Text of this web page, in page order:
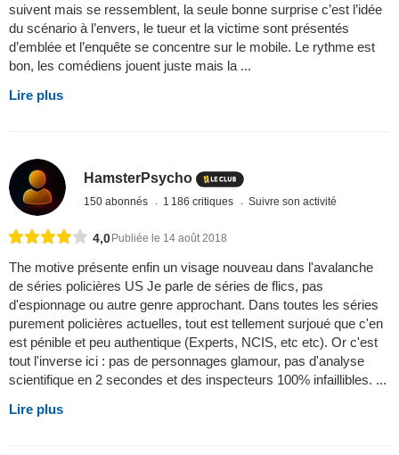
suivent mais se ressemblent, la seule bonne surprise c’est l’idée
du scénario à l’envers, le tueur et la victime sont présentés
d’emblée et l’enquête se concentre sur le mobile. Le rythme est
bon, les comédiens jouent juste mais la ...
Lire plus
HamsterPsycho
150 abonnés 1 186 critiques Suivre son activité
4,0 Publiée le 14 août 2018
The motive présente enfin un visage nouveau dans l'avalanche
de séries policières US Je parle de séries de flics, pas
d'espionnage ou autre genre approchant. Dans toutes les séries
purement policières actuelles, tout est tellement surjoué que c'en
est pénible et peu authentique (Experts, NCIS, etc etc). Or c'est
tout l'inverse ici : pas de personnages glamour, pas d'analyse
scientifique en 2 secondes et des inspecteurs 100% infaillibles. ...
Lire plus